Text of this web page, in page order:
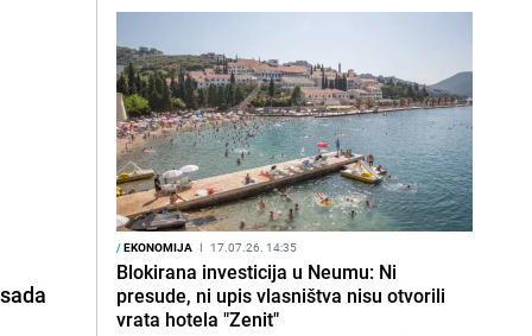
/EKONOMIJA I 17.07.26. 14:35
Blokirana investicija u Neumu: Ni
presude, ni upis vlasništva nisu otvorili
vrata hotela "Zenit"